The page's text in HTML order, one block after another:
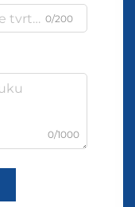
0/200
0/1000